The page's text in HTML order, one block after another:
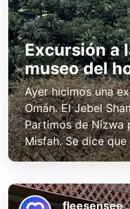
Excursión a
museo del
Ayer hicimos una
Omán. El Jebel
Partimos de Nizwa
Misfah. Se dice
fleesensee